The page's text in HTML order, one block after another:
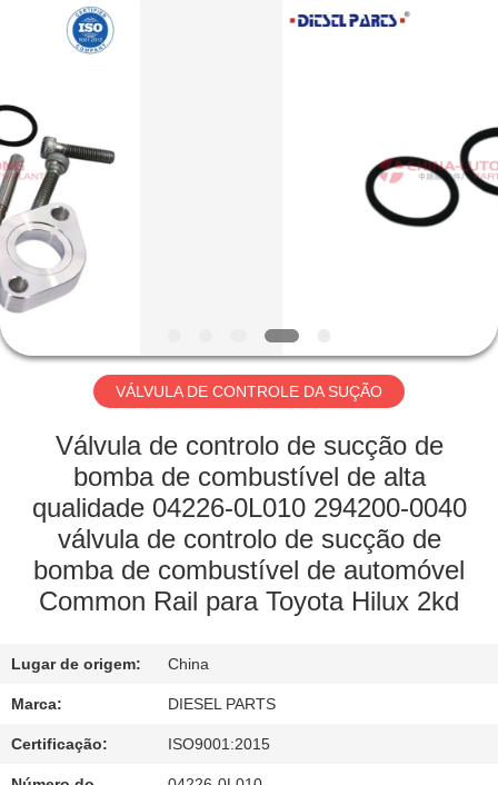
CASA
PRODUTOS
SOBRE
NÓS
EXCURSÃO
FÁBRICA
CONTROLE
QUALIDADE
CONTACTE-
NOTÍCIA
ECER
VÁLVULA DE CONTROLE DA SUÇÃO
Válvula de controlo de sucção de
bomba de combustível de alta
qualidade 04226-0L010 294200-0040
válvula de controlo de sucção de
bomba de combustível de automóvel
Common Rail para Toyota Hilux 2kd
Lugar de origem: China
Marca: DIESEL PARTS
Certificação: ISO9001:2015